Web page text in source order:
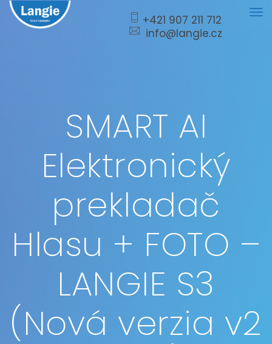
+421 907 211 712
info@langie.cz
SMART AI
Elektronický
prekladač
Hlasu + FOTO –
LANGIE S3
(Nová verzia v2